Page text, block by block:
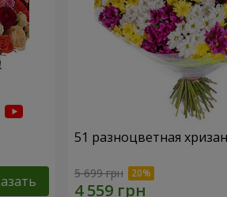
51 разноцветная
5 699 грн